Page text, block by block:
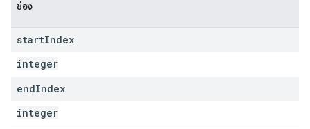
ช่อง
startIndex
integer
endIndex
integer